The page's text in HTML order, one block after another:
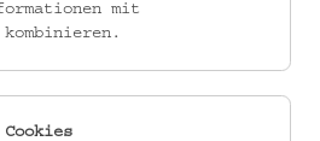
mit
kombinieren.